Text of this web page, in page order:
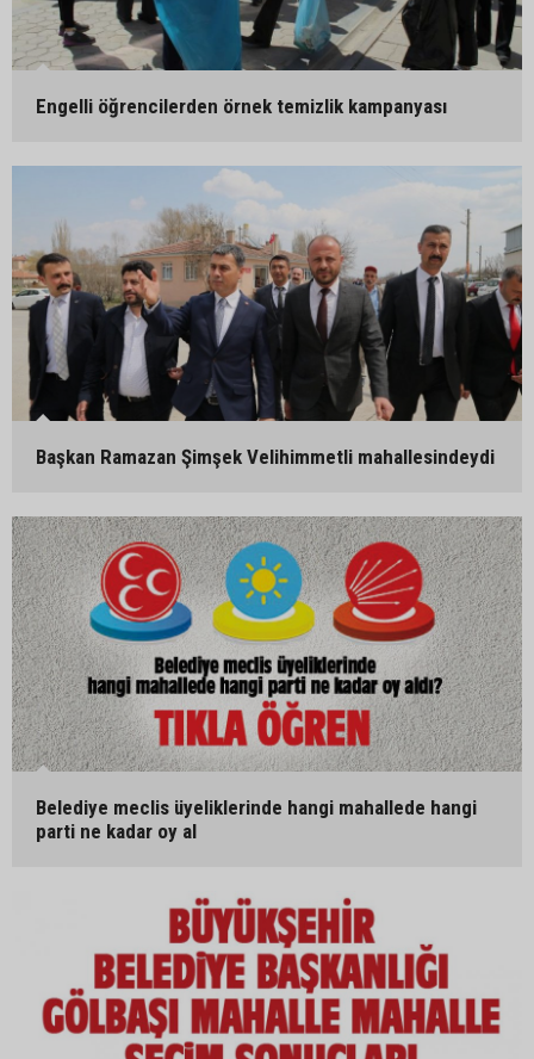
Engelli öğrencilerden örnek temizlik kampanyası
Başkan Ramazan Şimşek Velihimmetli mahallesindeydi
Belediye meclis üyeliklerinde hangi mahallede hangi
parti ne kadar oy al